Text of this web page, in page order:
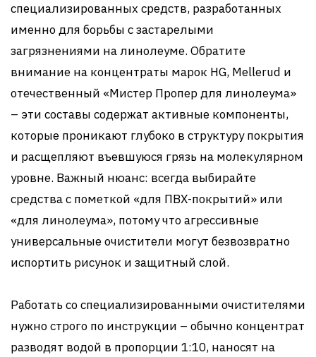
специализированных средств, разработанных
именно для борьбы с застарелыми
загрязнениями на линолеуме. Обратите
внимание на концентраты марок HG, Mellerud и
отечественный «Мистер Пропер для линолеума»
– эти составы содержат активные компоненты,
которые проникают глубоко в структуру покрытия
и расщепляют въевшуюся грязь на молекулярном
уровне. Важный нюанс: всегда выбирайте
средства с пометкой «для ПВХ-покрытий» или
«для линолеума», потому что агрессивные
универсальные очистители могут безвозвратно
испортить рисунок и защитный слой.
Работать со специализированными очистителями
нужно строго по инструкции – обычно концентрат
разводят водой в пропорции 1:10, наносят на